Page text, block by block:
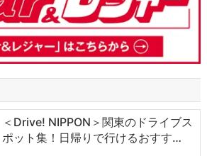
＜Drive! NIPPON＞関東のドライブス
ポット集！日帰りで行けるおすす…